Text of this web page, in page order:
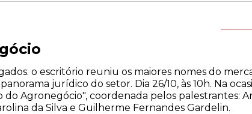
o escritório reuniu os maiores nomes do
jurídico do setor. Dia 26/10, às 10h. Na
Agronegócio", coordenada pelos palestrantes:
da Silva e Guilherme Fernandes Gardelin.